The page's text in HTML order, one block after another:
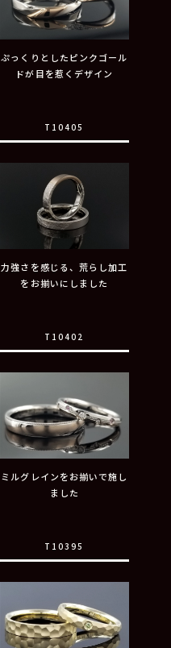
ぷっくりとしたピンクゴール
ドが目を惹くデザイン
T10405
力強さを感じる、荒らし加工
をお揃いにしました
T10402
ミルグレインをお揃いで施し
ました
T10395